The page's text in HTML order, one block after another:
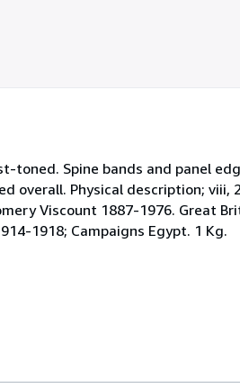
toned. Spine bands and panel
overall. Physical description; viii,
Viscount 1887-1976. Great
1918; Campaigns Egypt. 1 Kg.